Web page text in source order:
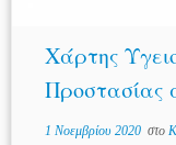
Χάρτης
Προστασίας
1 Νοεμβρίου 2020στο